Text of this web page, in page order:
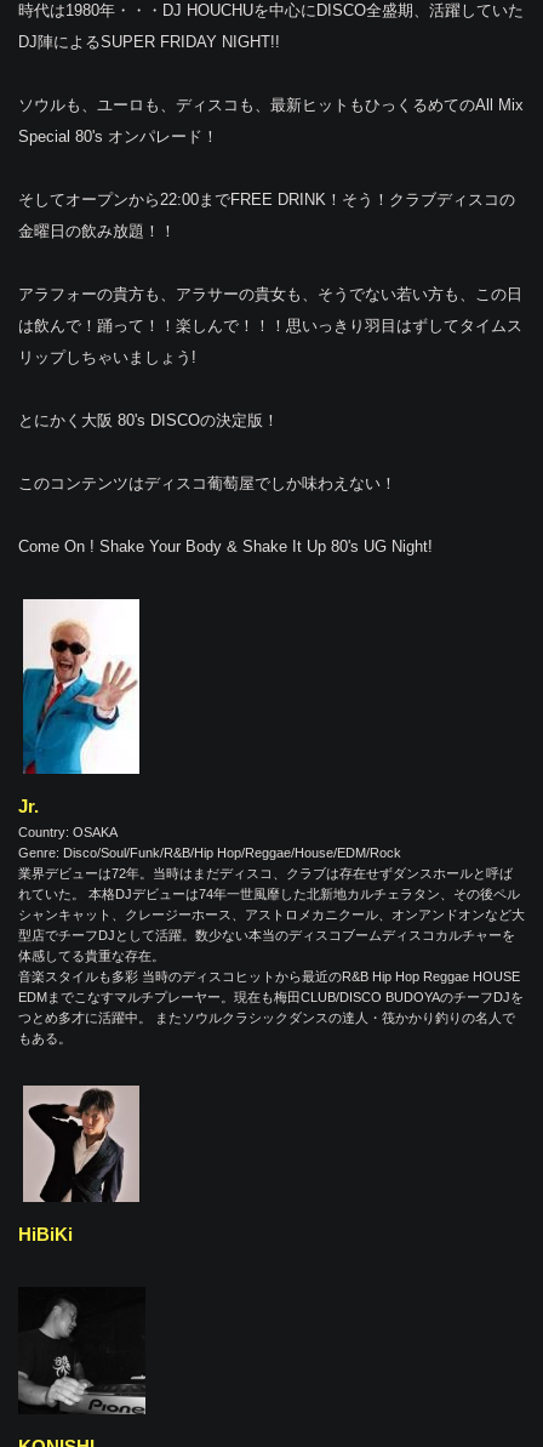
時代は1980年・・・DJ HOUCHUを中心にDISCO全盛期、活躍していた
DJ陣によるSUPER FRIDAY NIGHT!!
ソウルも、ユーロも、ディスコも、最新ヒットもひっくるめてのAll Mix
Special 80's オンパレード！
そしてオープンから22:00までFREE DRINK！そう！クラブディスコの
金曜日の飲み放題！！
アラフォーの貴方も、アラサーの貴女も、そうでない若い方も、この日
は飲んで！踊って！！楽しんで！！！思いっきり羽目はずしてタイムス
リップしちゃいましょう!
とにかく大阪 80's DISCOの決定版！
このコンテンツはディスコ葡萄屋でしか味わえない！
Come On ! Shake Your Body & Shake It Up 80's UG Night!
Jr.
Country: OSAKA
Genre: Disco/Soul/Funk/R&B/Hip Hop/Reggae/House/EDM/Rock
業界デビューは72年。当時はまだディスコ、クラブは存在せずダンスホールと呼ば
れていた。 本格DJデビューは74年一世風靡した北新地カルチェラタン、その後ペル
シャンキャット、クレージーホース、アストロメカニクール、オンアンドオンなど大
型店でチーフDJとして活躍。数少ない本当のディスコブームディスコカルチャーを
体感してる貴重な存在。
音楽スタイルも多彩 当時のディスコヒットから最近のR&B Hip Hop Reggae HOUSE
EDMまでこなすマルチプレーヤー。現在も梅田CLUB/DISCO BUDOYAのチーフDJを
つとめ多才に活躍中。 またソウルクラシックダンスの達人・筏かかり釣りの名人で
もある。
HiBiKi